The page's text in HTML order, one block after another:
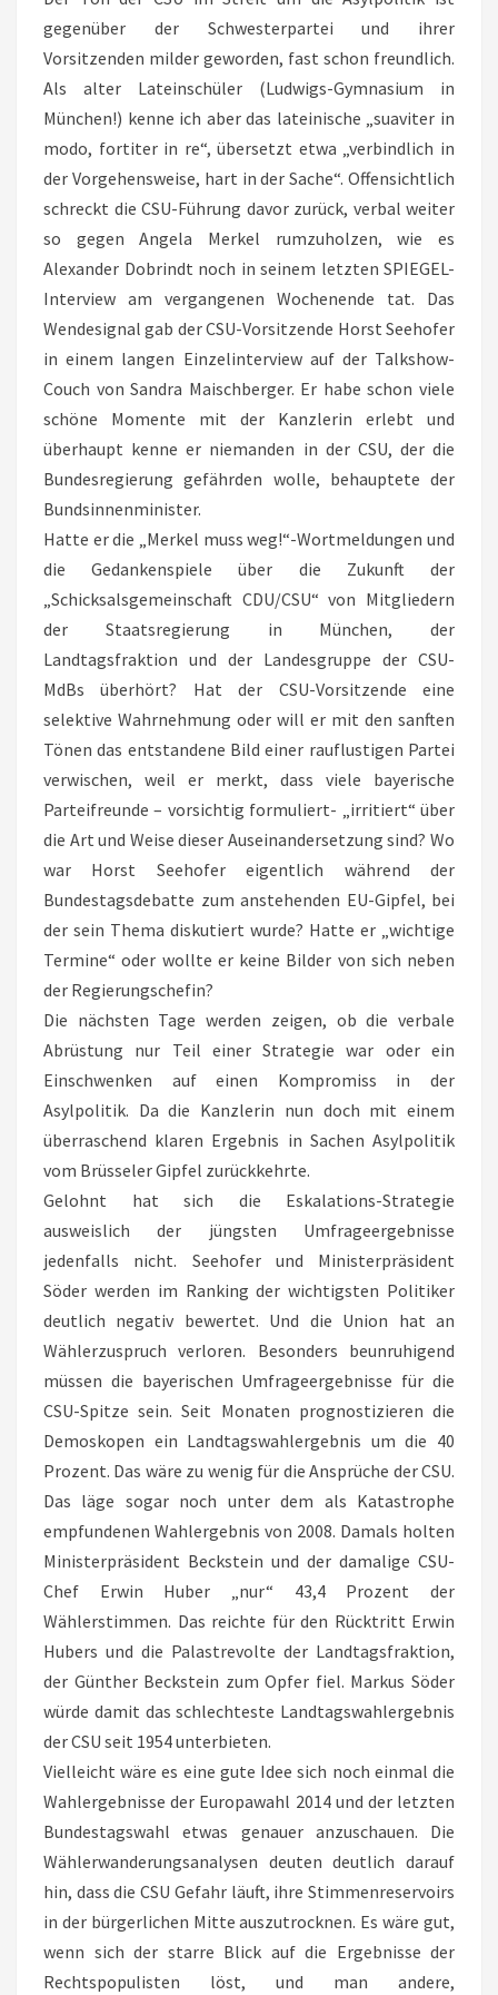
gegenüber der Schwesterpartei und ihrer
Vorsitzenden milder geworden, fast schon freundlich.
Als alter Lateinschüler (Ludwigs-Gymnasium in
München!) kenne ich aber das lateinische „suaviter in
modo, fortiter in re“, übersetzt etwa „verbindlich in
der Vorgehensweise, hart in der Sache“. Offensichtlich
schreckt die CSU-Führung davor zurück, verbal weiter
so gegen Angela Merkel rumzuholzen, wie es
Alexander Dobrindt noch in seinem letzten SPIEGEL-
Interview am vergangenen Wochenende tat. Das
Wendesignal gab der CSU-Vorsitzende Horst Seehofer
in einem langen Einzelinterview auf der Talkshow-
Couch von Sandra Maischberger. Er habe schon viele
schöne Momente mit der Kanzlerin erlebt und
überhaupt kenne er niemanden in der CSU, der die
Bundesregierung gefährden wolle, behauptete der
Bundsinnenminister.
Hatte er die „Merkel muss weg!“-Wortmeldungen und
die Gedankenspiele über die Zukunft der
„Schicksalsgemeinschaft CDU/CSU“ von Mitgliedern
der Staatsregierung in München, der
Landtagsfraktion und der Landesgruppe der CSU-
MdBs überhört? Hat der CSU-Vorsitzende eine
selektive Wahrnehmung oder will er mit den sanften
Tönen das entstandene Bild einer rauflustigen Partei
verwischen, weil er merkt, dass viele bayerische
Parteifreunde – vorsichtig formuliert- „irritiert“ über
die Art und Weise dieser Auseinandersetzung sind? Wo
war Horst Seehofer eigentlich während der
Bundestagsdebatte zum anstehenden EU-Gipfel, bei
der sein Thema diskutiert wurde? Hatte er „wichtige
Termine“ oder wollte er keine Bilder von sich neben
der Regierungschefin?
Die nächsten Tage werden zeigen, ob die verbale
Abrüstung nur Teil einer Strategie war oder ein
Einschwenken auf einen Kompromiss in der
Asylpolitik. Da die Kanzlerin nun doch mit einem
überraschend klaren Ergebnis in Sachen Asylpolitik
vom Brüsseler Gipfel zurückkehrte.
Gelohnt hat sich die Eskalations-Strategie
ausweislich der jüngsten Umfrageergebnisse
jedenfalls nicht. Seehofer und Ministerpräsident
Söder werden im Ranking der wichtigsten Politiker
deutlich negativ bewertet. Und die Union hat an
Wählerzuspruch verloren. Besonders beunruhigend
müssen die bayerischen Umfrageergebnisse für die
CSU-Spitze sein. Seit Monaten prognostizieren die
Demoskopen ein Landtagswahlergebnis um die 40
Prozent. Das wäre zu wenig für die Ansprüche der CSU.
Das läge sogar noch unter dem als Katastrophe
empfundenen Wahlergebnis von 2008. Damals holten
Ministerpräsident Beckstein und der damalige CSU-
Chef Erwin Huber „nur“ 43,4 Prozent der
Wählerstimmen. Das reichte für den Rücktritt Erwin
Hubers und die Palastrevolte der Landtagsfraktion,
der Günther Beckstein zum Opfer fiel. Markus Söder
würde damit das schlechteste Landtagswahlergebnis
der CSU seit 1954 unterbieten.
Vielleicht wäre es eine gute Idee sich noch einmal die
Wahlergebnisse der Europawahl 2014 und der letzten
Bundestagswahl etwas genauer anzuschauen. Die
Wählerwanderungsanalysen deuten deutlich darauf
hin, dass die CSU Gefahr läuft, ihre Stimmenreservoirs
in der bürgerlichen Mitte auszutrocknen. Es wäre gut,
wenn sich der starre Blick auf die Ergebnisse der
Rechtspopulisten löst, und man andere,